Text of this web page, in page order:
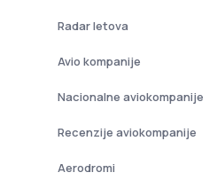
Radar letova
Avio kompanije
Nacionalne aviokompanije
Recenzije aviokompanije
Aerodromi